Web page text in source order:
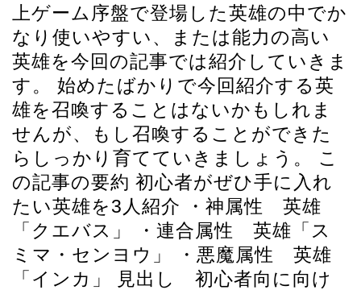
上ゲーム序盤で登場した英雄の中でか
なり使いやすい、または能力の高い
英雄を今回の記事では紹介していきま
す。 始めたばかりで今回紹介する英
雄を召喚することはないかもしれま
せんが、もし召喚することができた
らしっかり育てていきましょう。 こ
の記事の要約 初心者がぜひ手に入れ
たい英雄を3人紹介 ・神属性 英雄
「クエバス」 ・連合属性 英雄「ス
ミマ・センヨウ」 ・悪魔属性 英雄
「インカ」 見出し 初心者向に向け